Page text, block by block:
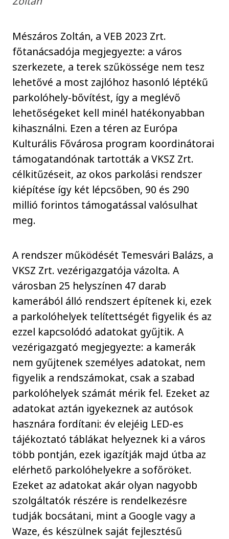
Mészáros Zoltán, a VEB 2023 Zrt.
főtanácsadója megjegyezte: a város
szerkezete, a terek szűkössége nem tesz
lehetővé a most zajlóhoz hasonló léptékű
parkolóhely-bővítést, így a meglévő
lehetőségeket kell minél hatékonyabban
kihasználni. Ezen a téren az Európa
Kulturális Fővárosa program koordinátorai
támogatandónak tartották a VKSZ Zrt.
célkitűzéseit, az okos parkolási rendszer
kiépítése így két lépcsőben, 90 és 290
millió forintos támogatással valósulhat
meg.
A rendszer működését Temesvári Balázs, a
VKSZ Zrt. vezérigazgatója vázolta. A
városban 25 helyszínen 47 darab
kamerából álló rendszert építenek ki, ezek
a parkolóhelyek telítettségét figyelik és az
ezzel kapcsolódó adatokat gyűjtik. A
vezérigazgató megjegyezte: a kamerák
nem gyűjtenek személyes adatokat, nem
figyelik a rendszámokat, csak a szabad
parkolóhelyek számát mérik fel. Ezeket az
adatokat aztán igyekeznek az autósok
hasznára fordítani: év elejéig LED-es
tájékoztató táblákat helyeznek ki a város
több pontján, ezek igazítják majd útba az
elérhető parkolóhelyekre a sofőröket.
Ezeket az adatokat akár olyan nagyobb
szolgáltatók részére is rendelkezésre
tudják bocsátani, mint a Google vagy a
Waze, és készülnek saját fejlesztésű